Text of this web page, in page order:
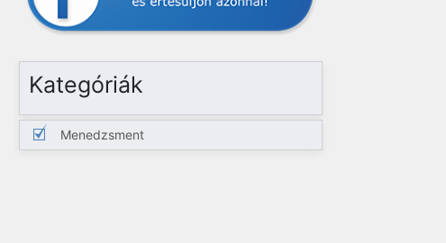
Kategóriák
Menedzsment